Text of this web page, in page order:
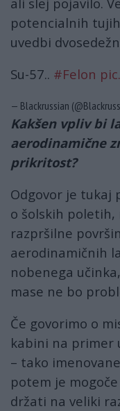
potencialnih
uvedbi
Su-57.. #Felon
— Blackrussian
Kakšen vpliv bi
aerodinamične
prikritost?
Odgovor je tukaj
o šolskih
razpršilne
aerodinamičnih
nobenega
mase ne bo
Če govorimo o
kabini na primer
– tako
potem je
držati na veliki